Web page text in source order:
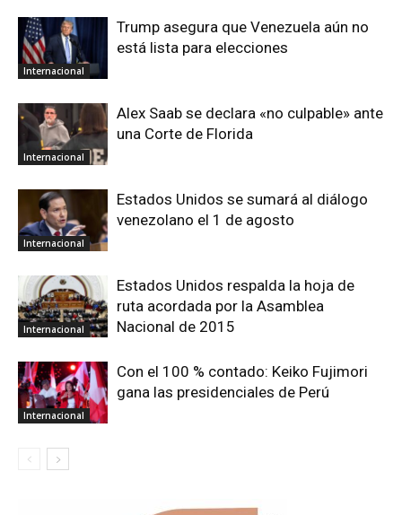
Internacional
Trump asegura que Venezuela aún no
está lista para elecciones
Internacional
Alex Saab se declara «no culpable» ante
una Corte de Florida
Internacional
Estados Unidos se sumará al diálogo
venezolano el 1 de agosto
Internacional
Estados Unidos respalda la hoja de
ruta acordada por la Asamblea
Nacional de 2015
Internacional
Con el 100 % contado: Keiko Fujimori
gana las presidenciales de Perú